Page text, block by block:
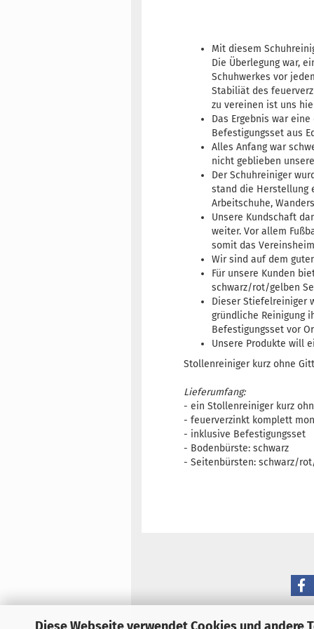
Diese Webseite verwendet Cookies und andere
Mit diesem
Die Überlegung war,
Schuhwerkes vor
Stabiliät des
zu vereinen ist uns
Das Ergebnis war
Befestigungsset aus
Alles Anfang war
nicht geblieben
Der Schuhreiniger
stand die Herstellung
Arbeitschuhe,
Unsere Kundschaft
weiter. Vor allem
somit das
Wir sind auf dem
Für unsere Kunden
schwarz/rot/gelben
Dieser Stiefelreiniger
gründliche Reinigung
Befestigungsset vor
Unsere Produkte will
Stollenreiniger kurz ohne
Lieferumfang:
- ein Stollenreiniger kurz
- feuerverzinkt komplett
- inklusive Befestigungsset
- Bodenbürste: schwarz
- Seitenbürsten: schwarz/